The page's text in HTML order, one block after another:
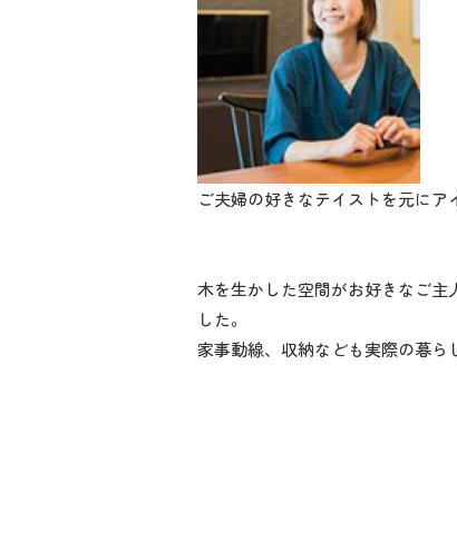
ご夫婦の好きなテイストを元にア
木を生かした空間がお好きなご
した。
家事動線、収納なども実際の暮ら